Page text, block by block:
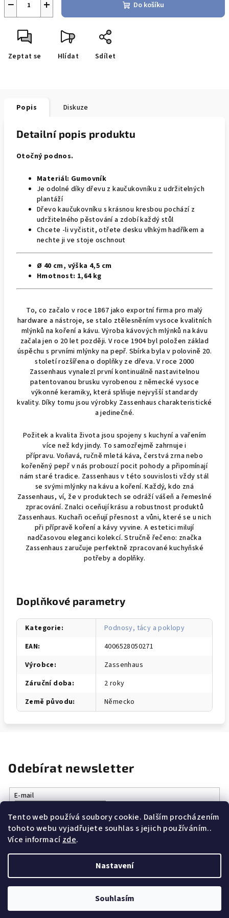
Tento web používá soubory cookie. Dalším procházením
tohoto webu vyjadřujete souhlas s jejich používáním..
Více informacízde.
Nastavení
Souhlasím
+
− Do košíku
Zeptat se Hlídat Sdílet
Popis Diskuze
Detailní popis produktu
Otočný podnos.
Materiál: Gumovník
Je odolné díky dřevu z kaučukovníku z udržitelných
plantáží
Dřevo kaučukovníku s krásnou kresbou pochází z
udržitelného pěstování a zdobí každý stůl
Chcete -li vyčistit, otřete desku vlhkým hadříkem a
nechte ji ve stoje oschnout
Ø 40 cm, výška 4,5 cm
Hmotnost: 1,64 kg
To, co začalo v roce 1867 jako exportní firma pro malý
hardware a nástroje, se stalo ztělesněním vysoce kvalitních
mlýnků na koření a kávu. Výroba kávových mlýnků na kávu
začala jen o 20 let později.V roce 1904 byl položen základ
úspěchu s prvními mlýnky na pepř. Sbírka byla v polovině 20.
století rozšířena o doplňky ze dřeva.V roce 2000
Zassenhaus vynalezl první kontinuálně nastavitelnou
patentovanou brusku vyrobenou z německé vysoce
výkonné keramiky, která splňuje nejvyšší standardy
kvality. Díky tomu jsou výrobky Zassenhaus charakteristické
a jedinečné.
Požitek a kvalita života jsou spojeny s kuchyní a vařením
více než kdy jindy. To samozřejmě zahrnuje i
přípravu. Voňavá, ručně mletá káva, čerstvá zrna nebo
kořeněný pepř v nás probouzí pocit pohody a připomínají
nám staré tradice. Zassenhaus v této souvislosti vždy stál
se svými mlýnky na kávu a koření. Každý, kdo zná
Zassenhaus, ví, že v produktech se odráží vášeň a řemeslné
zpracování. Znalci oceňují krásu a robustnost produktů
Zassenhaus. Kuchaři oceňují přesnost a vůni, které se u nich
při přípravě koření a kávy vyvine. A estetici milují
nadčasovou eleganci kolekcí. Stručně řečeno: značka
Zassenhaus zaručuje perfektně zpracované kuchyňské
potřeby a doplňky.
Doplňkové parametry
Kategorie:
Podnosy, tácy a poklopy
EAN:
4006528050271
Výrobce:
Zassenhaus
Záruční doba:
2 roky
Země původu: Německo
Odebírat newsletter
E-mail
Vložením e-mailu souhlasíte spodmínkami ochrany osobních
údajů
Vytvořil Shoptet